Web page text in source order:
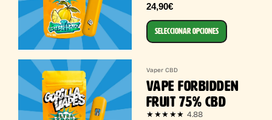
24,90€
SELECCIONAR OPCIONES
Vaper CBD
VAPE FORBIDDEN
FRUIT 75% CBD
★★★★★ 4.88